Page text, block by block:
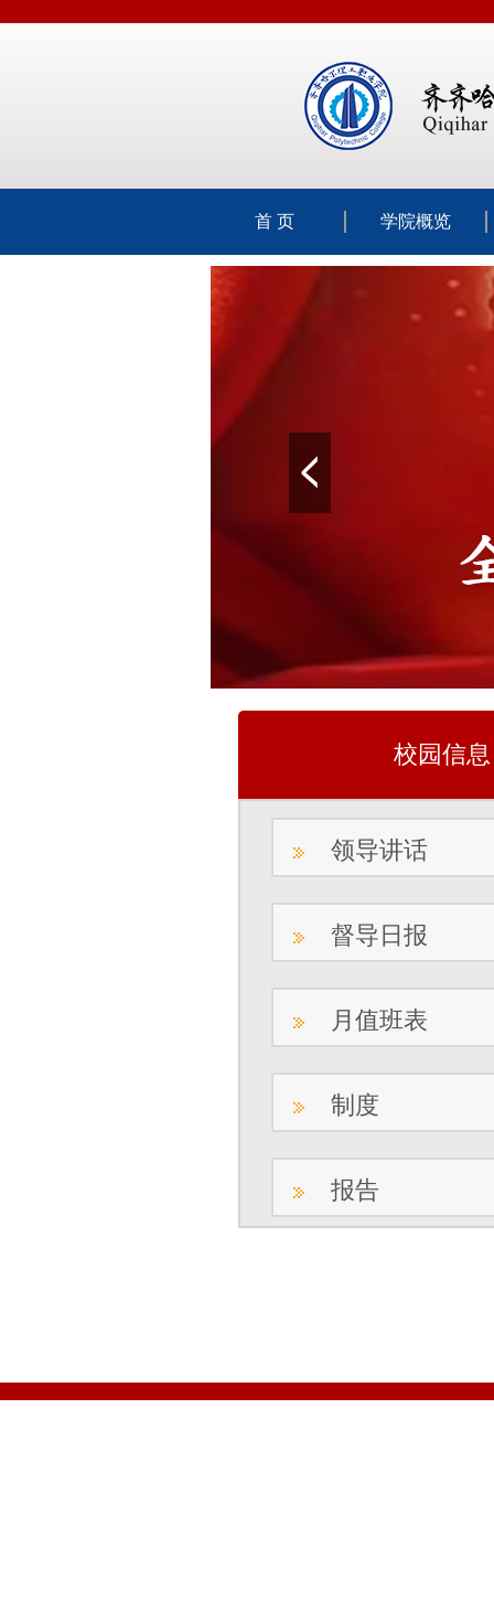
首 页 学院概览
校园信息
领导讲话
督导日报
月值班表
制度
报告